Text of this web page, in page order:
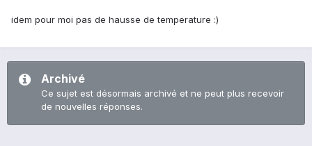
idem pour moi pas de hausse de temperature :)
Archivé
Ce sujet est désormais archivé et ne peut plus recevoir
de nouvelles réponses.